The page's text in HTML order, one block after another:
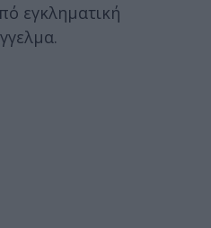
εγκληματική